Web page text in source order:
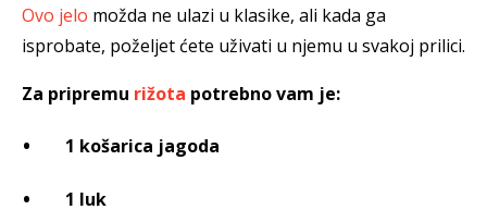
Ovo jelo možda ne ulazi u klasike, ali kada ga
isprobate, poželjet ćete uživati u njemu u svakoj prilici.
Za pripremu rižota potrebno vam je:
1 košarica jagoda
1 luk